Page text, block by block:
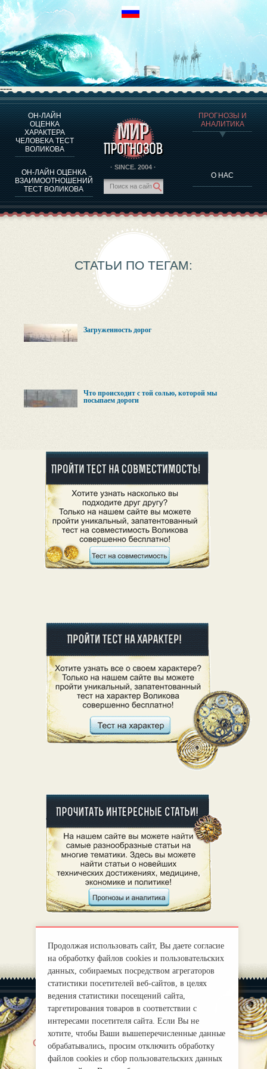
----
ОН-ЛАЙН
ОЦЕНКА
ХАРАКТЕРА
ЧЕЛОВЕКА ТЕСТ
ВОЛИКОВА
ОН-ЛАЙН ОЦЕНКА
ВЗАИМООТНОШЕНИЙ
ТЕСТ ВОЛИКОВА
· SINCE. 2004 ·
ПРОГНОЗЫ И
АНАЛИТИКА
О НАС
О ПРОГРАММЕ
ОЦЕНКА ХАРАКТЕРA ЧЕЛОВЕКА
ОЦЕНКА ХАРАКТЕРА ВЫДАЮЩИХСЯ ЛИЧНОСТЕЙ
О ПРОГРАММЕ
ТЕСТ НА СОВМЕСТИМОСТЬ ВОЛИКОВА
ПРОГНОЗЫ И АНАЛИТИКА
СТАТЬИ ПО ТЕГАМ:
Загруженность дорог
Что происходит с той солью, которой мы
посыпаем дороги
О нас
Правила
mirprognoz@mail.ru
Продолжая использовать сайт, Вы даете согласие
на обработку файлов cookies и пользовательских
данных, собираемых посредством агрегаторов
статистики посетителей веб-сайтов, в целях
ведения статистики посещений сайта,
таргетирования товаров в соответствии с
интересами посетителя сайта. Если Вы не
хотите, чтобы Ваши вышеперечисленные данные
обрабатывались, просим отключить обработку
файлов cookies и сбор пользовательских данных